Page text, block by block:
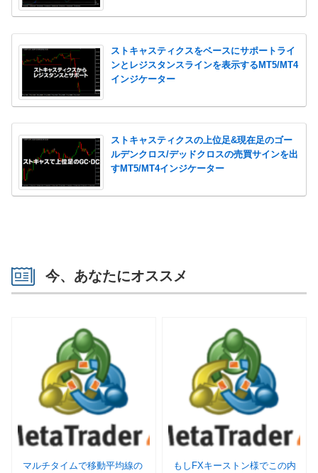
ストキャスティクスをベースにサポートライ
ンとレジスタンスラインを表示するMT5/MT4
インジケーター
ストキャスティクスの上位足&現在足のゴー
ルデンクロス/デッドクロスの売買サインを出
すMT5/MT4インジケーター
今、あなたにオススメ
マルチタイムで移動平均線の もしFXキーストン様でこの内